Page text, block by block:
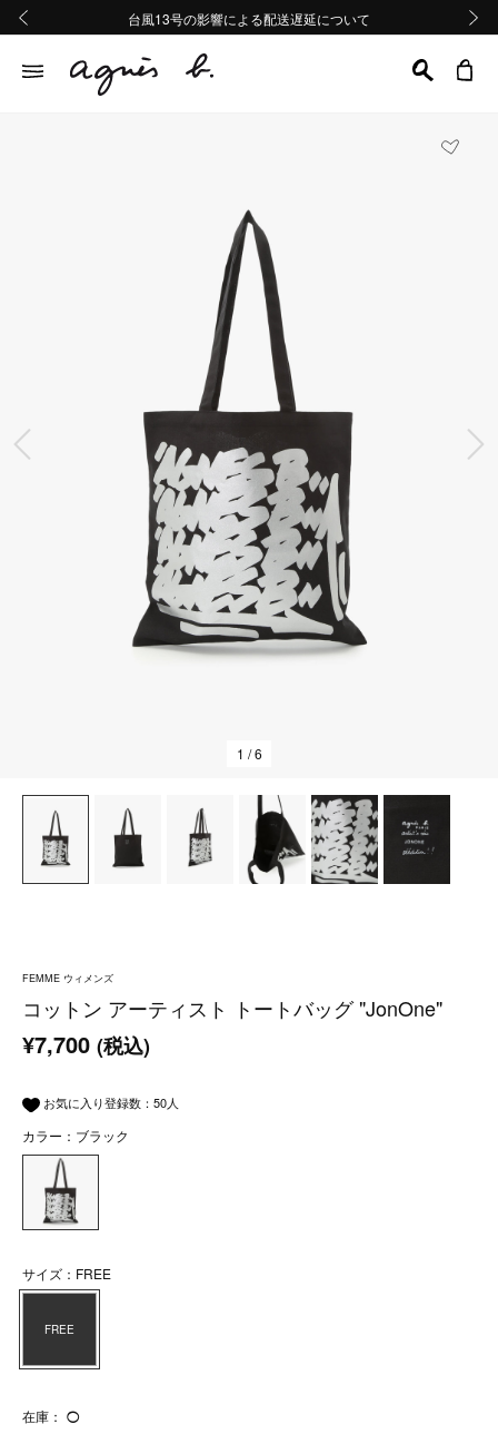
熊本地域地震の影響による配送遅延について
Summer Sale 2buy10%OFF!!
台風13号の影響による配送遅延について
熊本地域地震の影響による配送遅延について
Summer Sale 2buy10%OFF!!
前の画像
1 / 6
FEMME ウィメンズ
コットン アーティスト トートバッグ "JonOne"
¥7,700 (税込)
お気に入り登録数： 50人
カラー：ブラック
サイズ：FREE
FREE
在庫： ◯